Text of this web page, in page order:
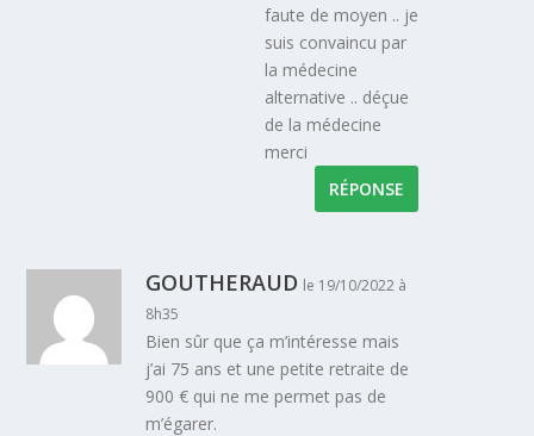
faute de moyen .. je
suis convaincu par
la médecine
alternative .. déçue
de la médecine
merci
RÉPONSE
GOUTHERAUD le 19/10/2022 à
8h35
Bien sûr que ça m’intéresse mais
j’ai 75 ans et une petite retraite de
900 € qui ne me permet pas de
m’égarer.